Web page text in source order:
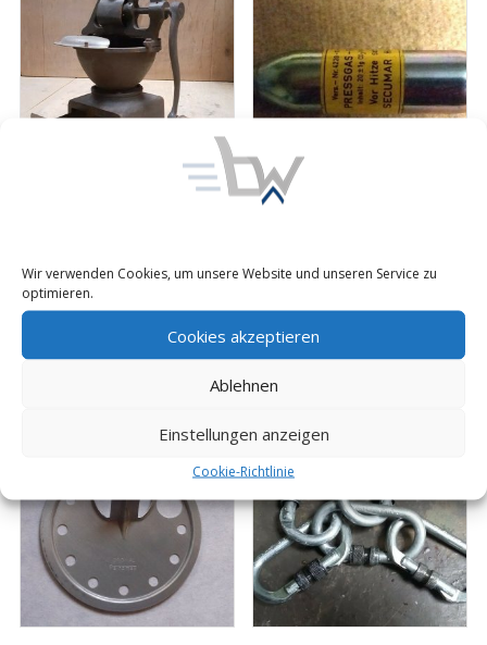
Wir verwenden Cookies, um unsere Website und unseren Service zu
optimieren.
Cookies akzeptieren
Ablehnen
Einstellungen anzeigen
Cookie-Richtlinie
Rettungsweste